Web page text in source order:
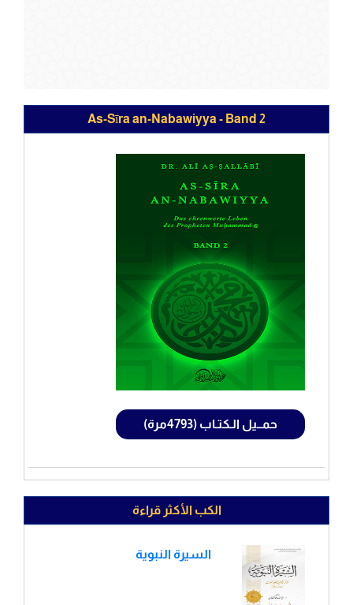
As-Sīra an-Nabawiyya - Band 2
حمــيل الـكتـاب (4793مرة)
الكب الأكثر قراءة
السيرة النبوية